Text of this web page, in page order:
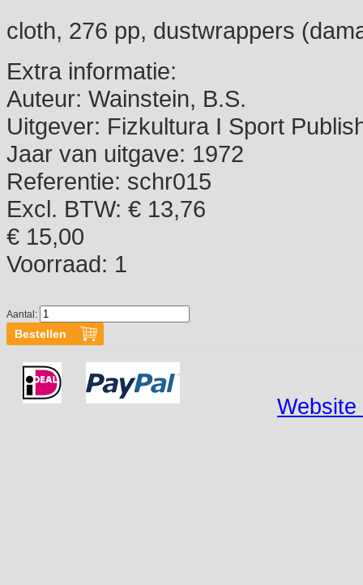
cloth, 276 pp, dustwrappers
Extra informatie:
Auteur: Wainstein, B.S.
Uitgever: Fizkultura I Sport
Jaar van uitgave: 1972
Referentie: schr015
Excl. BTW: € 13,76
€ 15,00
Voorraad: 1
Aantal:
Website